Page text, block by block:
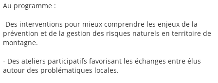
Au programme :
-Des interventions pour mieux comprendre les enjeux de la
prévention et de la gestion des risques naturels en territoire de
montagne.
- Des ateliers participatifs favorisant les échanges entre élus
autour des problématiques locales.